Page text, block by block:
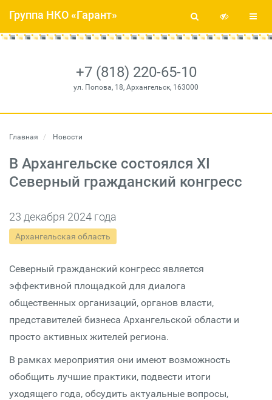
+7 (818) 220-65-10
ул. Попова, 18, Архангельск, 163000
Группа НКО «Гарант»
Главная Новости
В Архангельске состоялся XI
Северный гражданский конгресс
23 декабря 2024 года
Архангельская область
Северный гражданский конгресс является
эффективной площадкой для диалога
общественных организаций, органов власти,
представителей бизнеса Архангельской области и
просто активных жителей региона.
В рамках мероприятия они имеют возможность
обобщить лучшие практики, подвести итоги
уходящего года, обсудить актуальные вопросы,